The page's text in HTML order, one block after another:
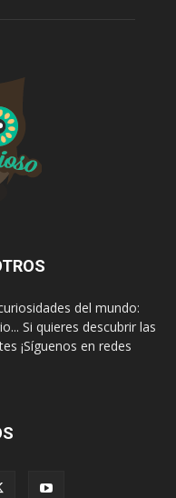
del mundo:
Si quieres descubrir las
¡Síguenos en redes